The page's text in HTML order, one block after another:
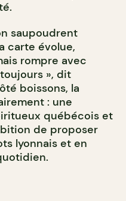
saupoudrent
carte évolue,
rompre avec
toujours », dit
boissons, la
: une
québécois et
de proposer
lyonnais et en